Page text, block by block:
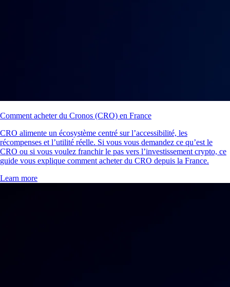
Comment acheter du Cronos (CRO) en France
CRO alimente un écosystème centré sur l’accessibilité, les
récompenses et l’utilité réelle. Si vous vous demandez ce qu’est le
CRO ou si vous voulez franchir le pas vers l’investissement crypto, ce
guide vous explique comment acheter du CRO depuis la France.
Learn more